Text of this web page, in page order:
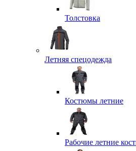
Толстовка
Летняя спецодежда
Костюмы летние
Рабочие летние